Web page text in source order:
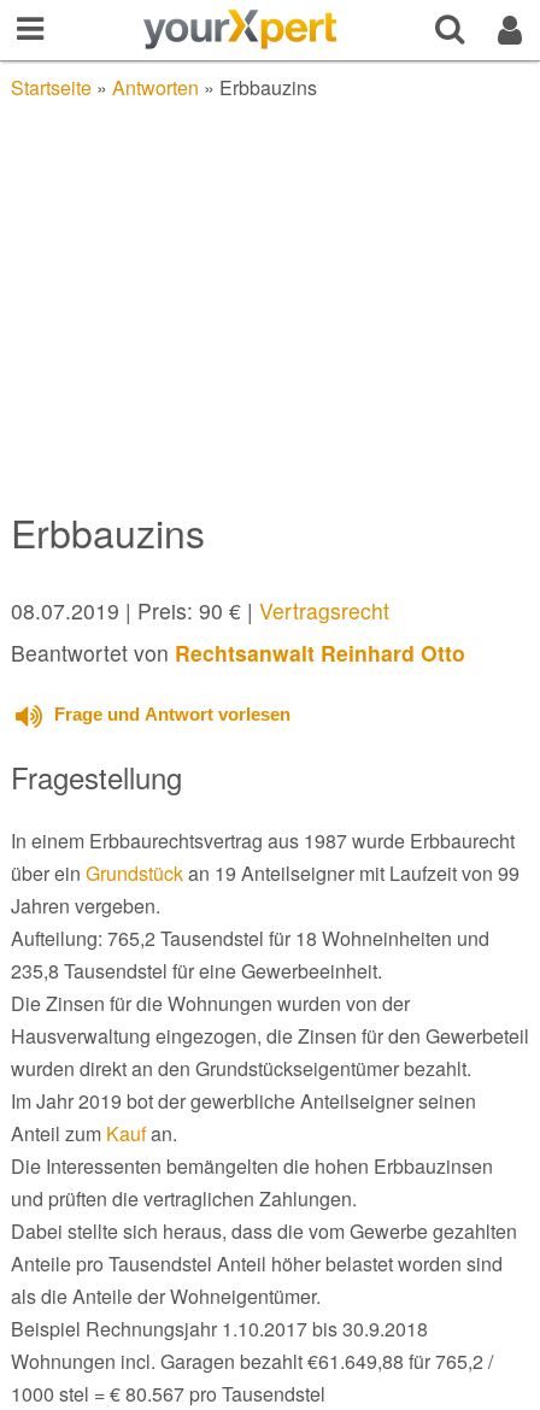
Startseite» Antworten » Erbbauzins
Erbbauzins
08.07.2019 | Preis: 90 € | Vertragsrecht
Beantwortet von Rechtsanwalt Reinhard Otto
Frage und Antwort vorlesen
Fragestellung
In einem Erbbaurechtsvertrag aus 1987 wurde Erbbaurecht
über ein Grundstückan 19 Anteilseigner mit Laufzeit von 99
Jahren vergeben.
Aufteilung: 765,2 Tausendstel für 18 Wohneinheiten und
235,8 Tausendstel für eine Gewerbeeinheit.
Die Zinsen für die Wohnungen wurden von der
Hausverwaltung eingezogen, die Zinsen für den Gewerbeteil
wurden direkt an den Grundstückseigentümer bezahlt.
Im Jahr 2019 bot der gewerbliche Anteilseigner seinen
Anteil zum Kaufan.
Die Interessenten bemängelten die hohen Erbbauzinsen
und prüften die vertraglichen Zahlungen.
Dabei stellte sich heraus, dass die vom Gewerbe gezahlten
Anteile pro Tausendstel Anteil höher belastet worden sind
als die Anteile der Wohneigentümer.
Beispiel Rechnungsjahr 1.10.2017 bis 30.9.2018
Wohnungen incl. Garagen bezahlt €61.649,88 für 765,2 /
1000 stel = € 80.567 pro Tausendstel